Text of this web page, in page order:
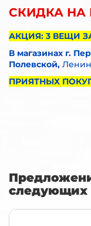
СКИДКА НА
АКЦИЯ: 3 ВЕЩИ
В магазинах г.
Полевской,
ПРИЯТНЫХ
следующих